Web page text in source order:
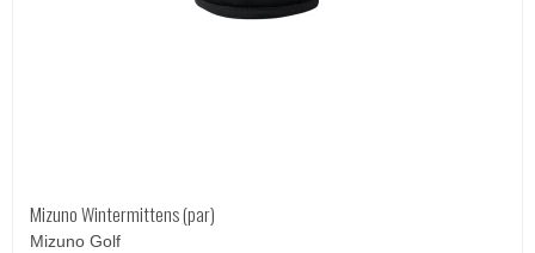
Mizuno Wintermittens (par)
Mizuno Golf